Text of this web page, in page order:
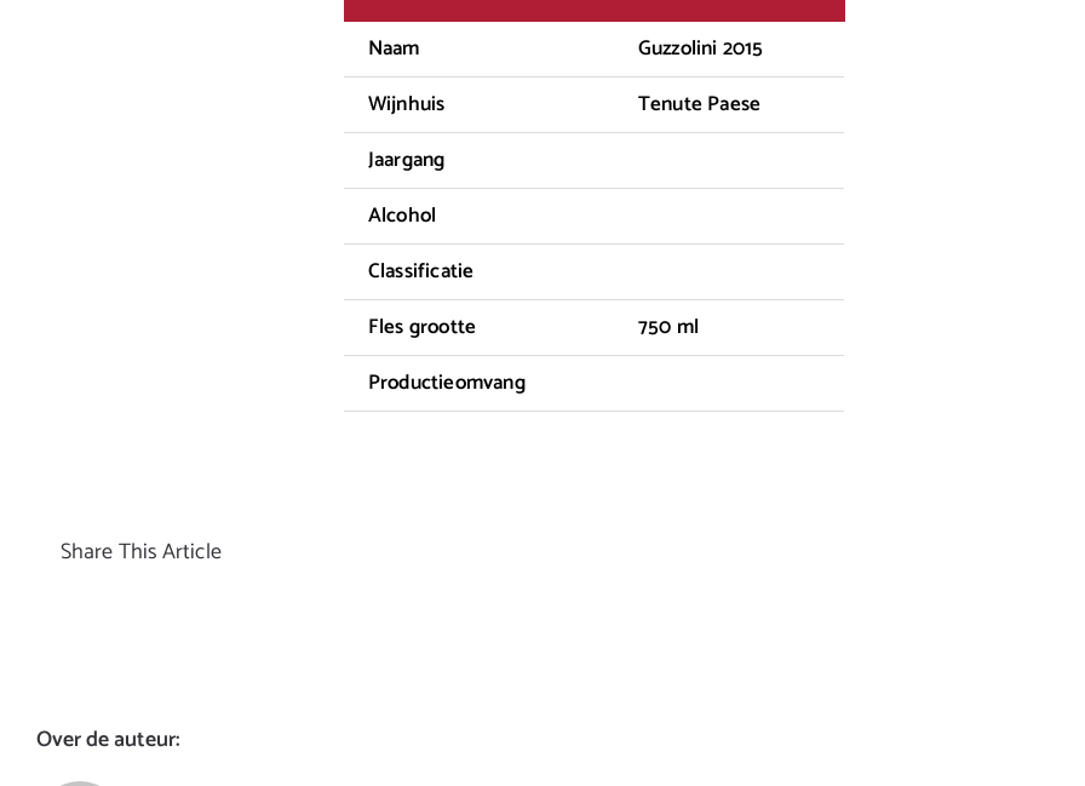
Naam
Guzzolini 2015
Wijnhuis
Tenute Paese
Jaargang
Alcohol
Classificatie
Fles grootte
750 ml
Productieomvang
Share This Article
Over de auteur: